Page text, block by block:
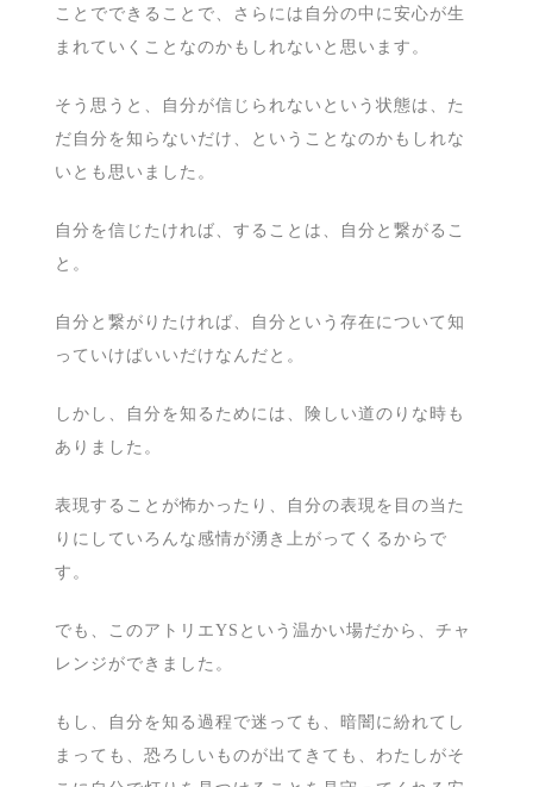
ことでできることで、さらには自分の中に安心が生
まれていくことなのかもしれないと思います。
そう思うと、自分が信じられないという状態は、た
だ自分を知らないだけ、ということなのかもしれな
いとも思いました。
自分を信じたければ、することは、自分と繋がるこ
と。
自分と繋がりたければ、自分という存在について知
っていけばいいだけなんだと。
しかし、自分を知るためには、険しい道のりな時も
ありました。
表現することが怖かったり、自分の表現を目の当た
りにしていろんな感情が湧き上がってくるからで
す。
でも、このアトリエYSという温かい場だから、チャ
レンジができました。
もし、自分を知る過程で迷っても、暗闇に紛れてし
まっても、恐ろしいものが出てきても、わたしがそ